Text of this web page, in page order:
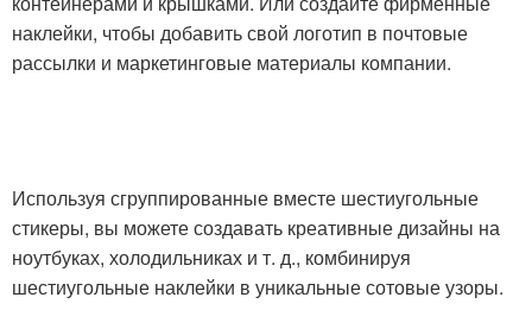
наклейки, чтобы добавить свой логотип в почтовые
рассылки и маркетинговые материалы компании.
Используя сгруппированные вместе шестиугольные
стикеры, вы можете создавать креативные дизайны на
ноутбуках, холодильниках и т. д., комбинируя
шестиугольные наклейки в уникальные сотовые узоры.